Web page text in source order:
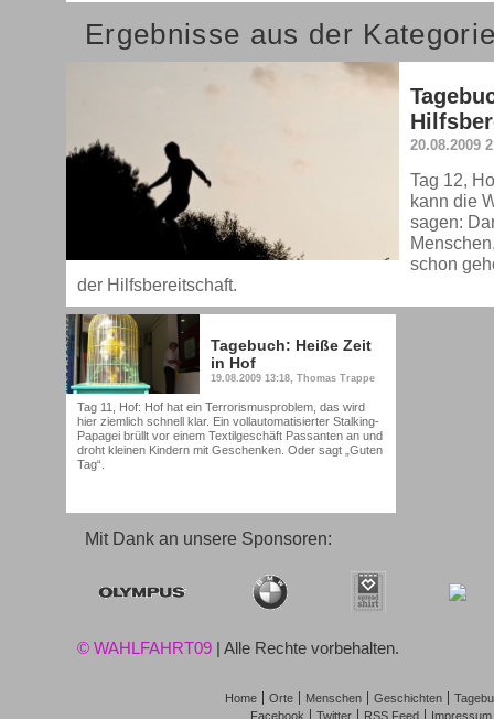
Ergebnisse aus der
20.08.2009
Tag 12,
kann die
sagen:
schon
der Hilfsbereitschaft.
Tagebuch: Heiße Zeit
in Hof
19.08.2009 13:18, Thomas Trappe
Tag 11, Hof: Hof hat ein Terrorismusproblem, das wird
hier ziemlich schnell klar. Ein vollautomatisierter Stalking-
Papagei brüllt vor einem Textilgeschäft Passanten an und
droht kleinen Kindern mit Geschenken. Oder sagt „Guten
Tag“.
Mit Dank an unsere Sponsoren:
© WAHLFAHRT09 | Alle Rechte vorbehalten.
Home Orte Menschen Geschichten
Facebook
Twitter RSS Feed Impressum